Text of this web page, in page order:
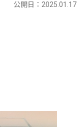
公開日：2025.01.17